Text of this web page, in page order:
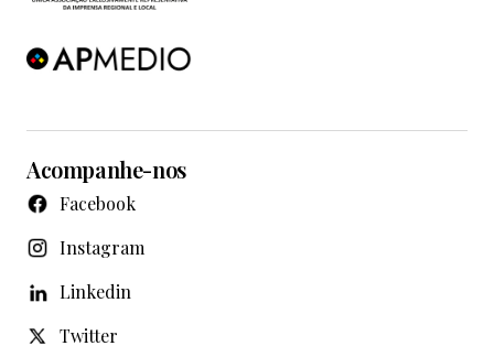
Acompanhe-nos
Facebook
Instagram
Linkedin
Twitter